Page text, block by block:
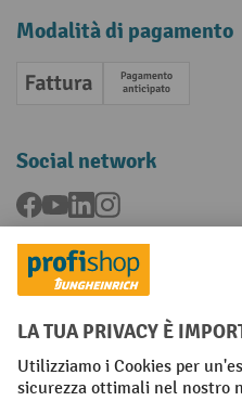
Modalità di pagamento
Fattura Pagamento
Social network
Facebook
YouTubeLinkedInInstagram
Condizioni Generali di Vendita
Dichiarazione di protezione